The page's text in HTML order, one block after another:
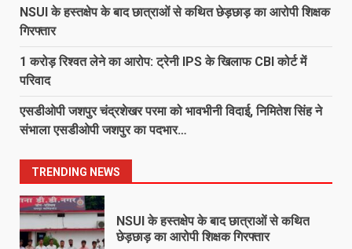
NSUI के हस्तक्षेप के बाद छात्राओं से कथित छेड़छाड़ का आरोपी शिक्षक
गिरफ्तार
1 करोड़ रिश्वत लेने का आरोप: ट्रेनी IPS के खिलाफ CBI कोर्ट में
परिवाद
एसडीओपी जशपुर चंद्रशेखर परमा को भावभीनी विदाई, निमितेश सिंह ने
संभाला एसडीओपी जशपुर का पदभार…
TRENDING NEWS
1
August 8, 2026
2
सड़क हादसे के बाद हंगामा: पटना में भीड़ ने
बस और पुलिस वाहन को फूंका
August 8, 2026
NSUI के हस्तक्षेप के बाद छात्राओं से कथित
छेड़छाड़ का आरोपी शिक्षक गिरफ्तार